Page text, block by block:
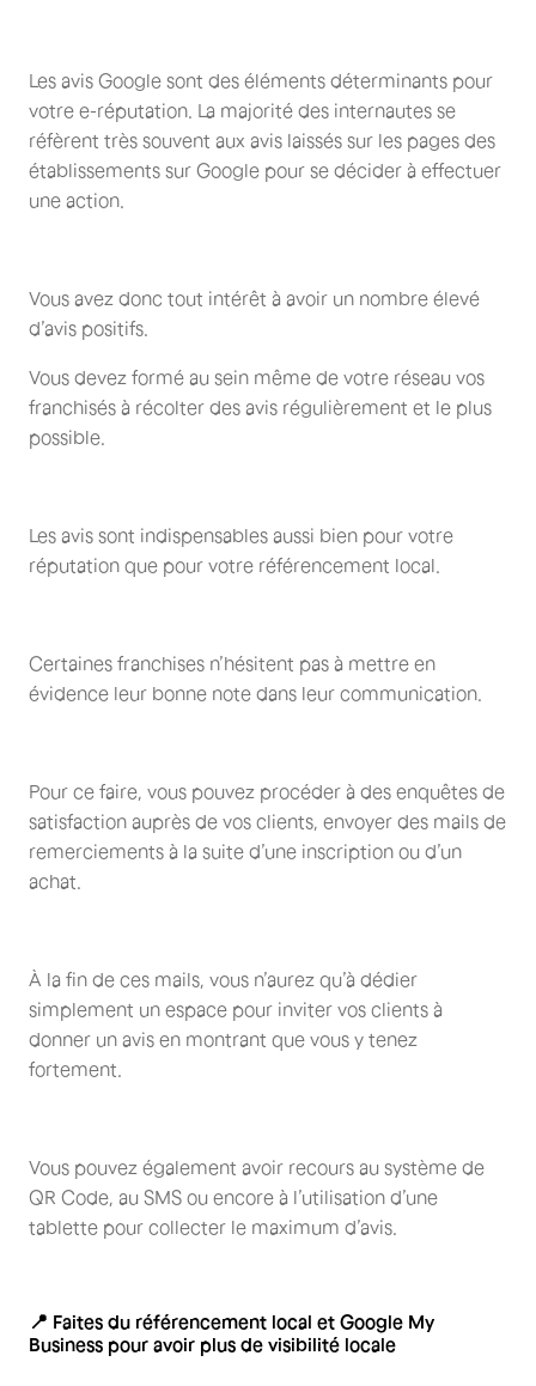
Les avis Google sont des éléments déterminants pour
votre e-réputation. La majorité des internautes se
réfèrent très souvent aux avis laissés sur les pages des
établissements sur Google pour se décider à effectuer
une action.
Vous avez donc tout intérêt à avoir un nombre élevé
d’avis positifs.
Vous devez formé au sein même de votre réseau vos
franchisés à récolter des avis régulièrement et le plus
possible.
Les avis sont indispensables aussi bien pour votre
réputation que pour votre référencement local.
Certaines franchises n’hésitent pas à mettre en
évidence leur bonne note dans leur communication.
Pour ce faire, vous pouvez procéder à des enquêtes de
satisfaction auprès de vos clients, envoyer des mails de
remerciements à la suite d’une inscription ou d’un
achat.
À la fin de ces mails, vous n’aurez qu’à dédier
simplement un espace pour inviter vos clients à
donner un avis en montrant que vous y tenez
fortement.
Vous pouvez également avoir recours au système de
QR Code, au SMS ou encore à l’utilisation d’une
tablette pour collecter le maximum d’avis.
📍 Faites du référencement local et Google My
Business pour avoir plus de visibilité locale